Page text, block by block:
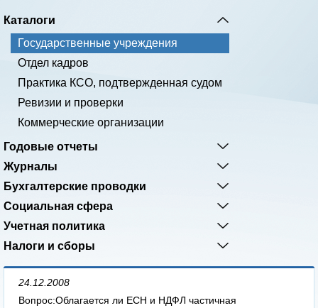
Каталоги
Государственные учреждения
Отдел кадров
Практика КСО, подтвержденная судом
Ревизии и проверки
Коммерческие организации
Годовые отчеты
Журналы
Бухгалтерские проводки
Социальная сфера
Учетная политика
Налоги и сборы
24.12.2008
Вопрос:Облагается ли ЕСН и НДФЛ частичная